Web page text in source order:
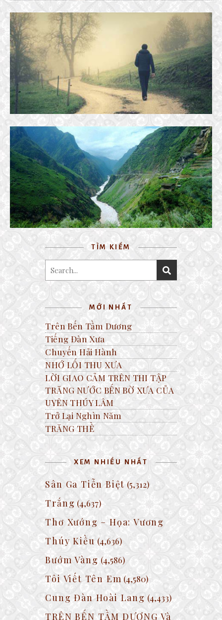
10 February, 2017
SÔNG CHIA, BIỂN HẸN, TRĂNG THỀ … RỪNG XƯA GIÓ HÁT, ĐI VỀ CÓ
NHAU.
14 December, 2022
TÌM KIẾM
MỚI NHẤT
Trên Bến Tầm Dương
Tiếng Đàn Xưa
Chuyến Hải Hành
NHỚ LỐI THU XƯA
LỜI GIAO CẢM TRÊN THI TẬP
TRĂNG NƯỚC BẾN BỜ XƯA CỦA
UYÊN THÚY LÂM
Trở Lại Nghìn Năm
TRĂNG THỀ
XEM NHIỀU NHẤT
Sân Ga Tiễn Biệt (5,312)
Trắng (4,637)
Thơ Xướng – Họa: Vương
Thúy Kiều (4,636)
Bướm Vàng (4,586)
Tôi Viết Tên Em (4,580)
Cung Đàn Hoài Lang (4,433)
TRÊN BẾN TẦM DƯƠNG Và